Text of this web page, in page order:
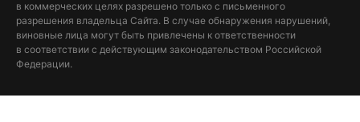
в коммерческих целях разрешено только с письменного
разрешения владельца Сайта. В случае обнаружения нарушений,
виновные лица могут быть привлечены к ответственности
в соответствии с действующим законодательством Российской
Федерации.